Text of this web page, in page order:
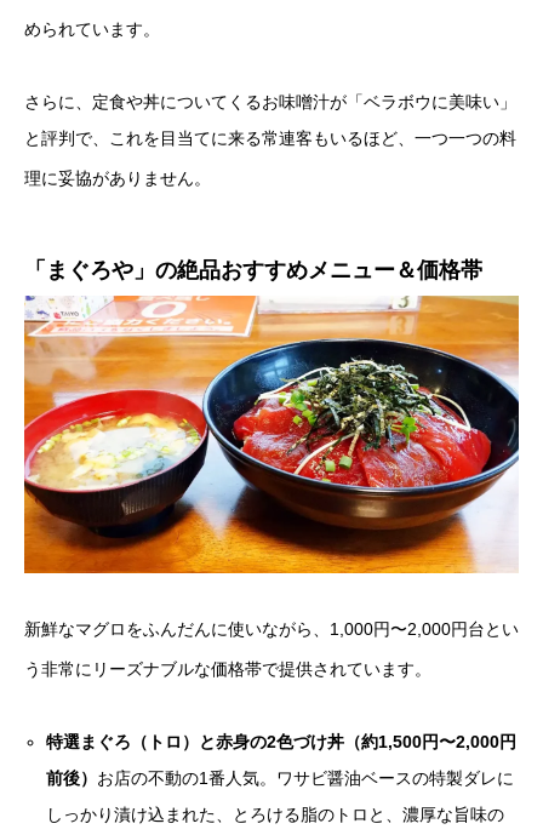
められています。
さらに、定食や丼についてくるお味噌汁が「ベラボウに美味い」
と評判で、これを目当てに来る常連客もいるほど、一つ一つの料
理に妥協がありません。
「まぐろや」の絶品おすすめメニュー＆価格帯
新鮮なマグロをふんだんに使いながら、1,000円〜2,000円台とい
う非常にリーズナブルな価格帯で提供されています。
特選まぐろ（トロ）と赤身の2色づけ丼（約1,500円〜2,000円
前後） お店の不動の1番人気。ワサビ醤油ベースの特製ダレに
しっかり漬け込まれた、とろける脂のトロと、濃厚な旨味の